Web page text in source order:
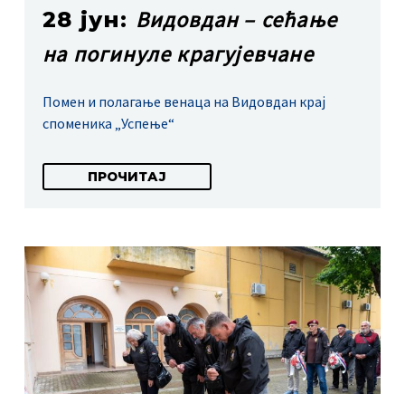
28 јун: Видовдан – сећање
на погинуле крагујевчане
Помен и полагање венаца на Видовдан крај
споменика „Успење“
ПРОЧИТАЈ